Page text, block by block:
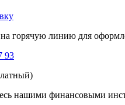
горячую линию для
93
нашими финансовыми